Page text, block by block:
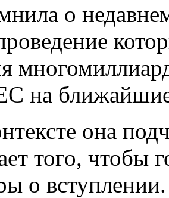
о
на
она
того, чтобы
о вступлении.